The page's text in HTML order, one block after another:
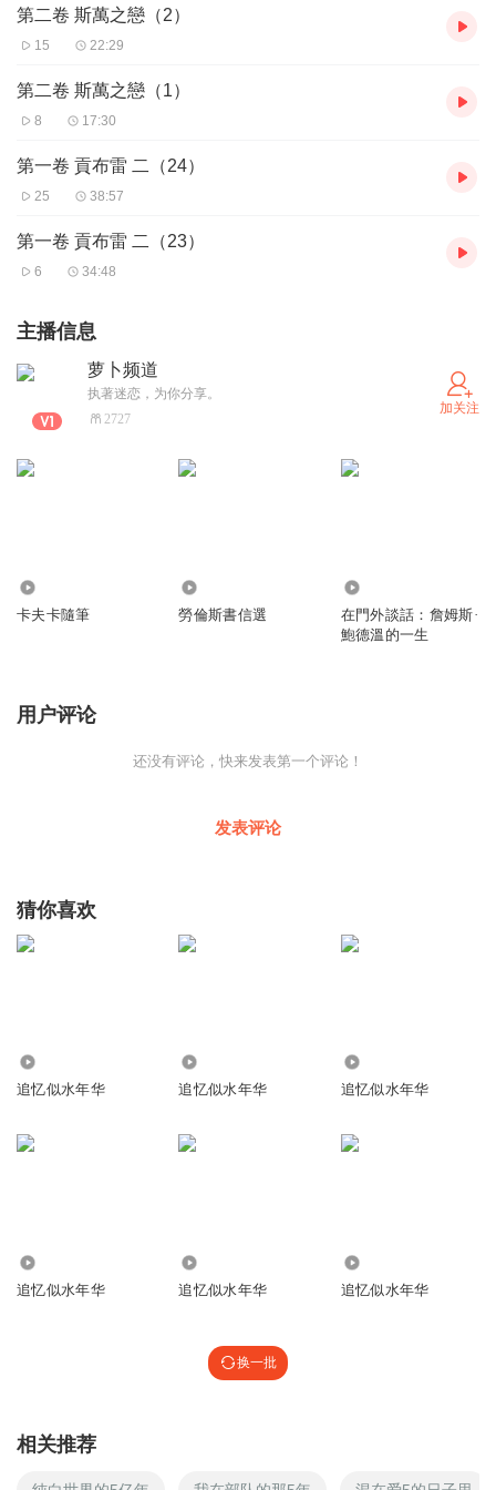
第二卷 斯萬之戀（2）
15 22:29
第二卷 斯萬之戀（1）
8 17:30
第一卷 貢布雷 二（24）
25 38:57
第一卷 貢布雷 二（23）
6 34:48
主播信息
萝卜频道
执著迷恋，为你分享。
2727
加关注
卡夫卡隨筆 勞倫斯書信選
在門外談話：詹姆斯·
鮑德溫的一生
用户评论
还没有评论，快来发表第一个评论！
发表评论
猜你喜欢
追忆似水年华 追忆似水年华 追忆似水年华
追忆似水年华 追忆似水年华 追忆似水年华
换一批
相关推荐